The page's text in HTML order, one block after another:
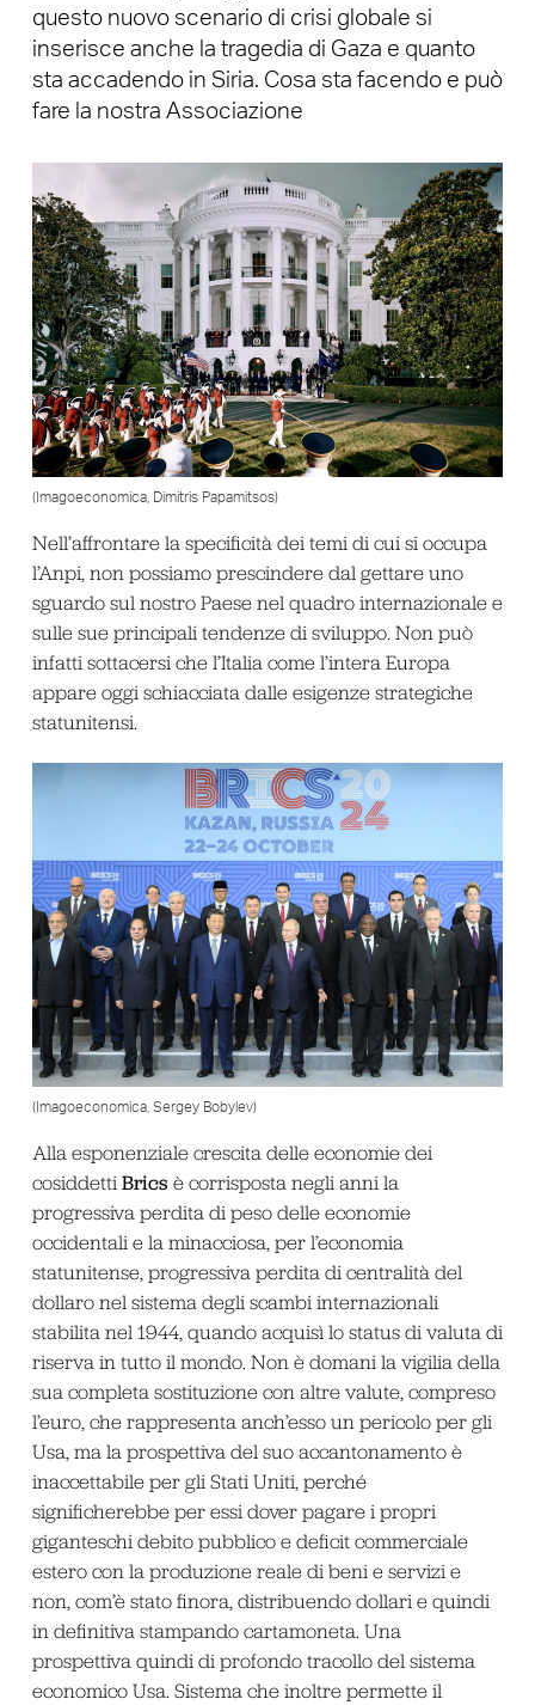
questo nuovo scenario di crisi globale si
inserisce anche la tragedia di Gaza e quanto
sta accadendo in Siria. Cosa sta facendo e può
fare la nostra Associazione
(Imagoeconomica, Dimitris Papamitsos)
Nell’affrontare la specificità dei temi di cui si occupa
l’Anpi, non possiamo prescindere dal gettare uno
sguardo sul nostro Paese nel quadro internazionale e
sulle sue principali tendenze di sviluppo. Non può
infatti sottacersi che l’Italia come l’intera Europa
appare oggi schiacciata dalle esigenze strategiche
statunitensi.
(Imagoeconomica, Sergey Bobylev)
Alla esponenziale crescita delle economie dei
cosiddetti Brics è corrisposta negli anni la
progressiva perdita di peso delle economie
occidentali e la minacciosa, per l’economia
statunitense, progressiva perdita di centralità del
dollaro nel sistema degli scambi internazionali
stabilita nel 1944, quando acquisì lo status di valuta di
riserva in tutto il mondo. Non è domani la vigilia della
sua completa sostituzione con altre valute, compreso
l’euro, che rappresenta anch’esso un pericolo per gli
Usa, ma la prospettiva del suo accantonamento è
inaccettabile per gli Stati Uniti, perché
significherebbe per essi dover pagare i propri
giganteschi debito pubblico e deficit commerciale
estero con la produzione reale di beni e servizi e
non, com’è stato finora, distribuendo dollari e quindi
in definitiva stampando cartamoneta. Una
prospettiva quindi di profondo tracollo del sistema
economico Usa. Sistema che inoltre permette il